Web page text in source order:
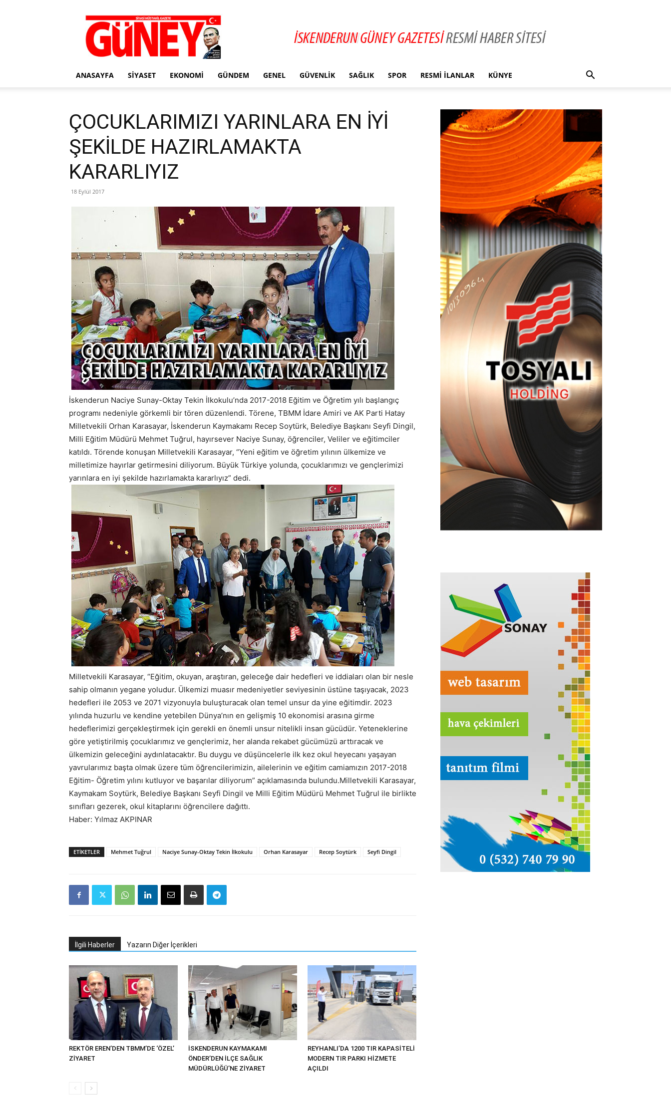
Gazete
Güney
ANASAYFA SIYASET EKONOMI GÜNDEM GENEL GÜVENLIK SAĞLIK SPOR RESMI İLANLAR KÜNYE
ÇOCUKLARIMIZI YARINLARA EN İYİ
ŞEKİLDE HAZIRLAMAKTA
KARARLIYIZ
18 Eylül 2017
İskenderun Naciye Sunay-Oktay Tekin İlkokulu’nda 2017-2018 Eğitim ve Öğretim yılı başlangıç
programı nedeniyle görkemli bir tören düzenlendi. Törene, TBMM İdare Amiri ve AK Parti Hatay
Milletvekili Orhan Karasayar, İskenderun Kaymakamı Recep Soytürk, Belediye Başkanı Seyfi Dingil,
Milli Eğitim Müdürü Mehmet Tuğrul, hayırsever Naciye Sunay, öğrenciler, Veliler ve eğitimciler
katıldı. Törende konuşan Milletvekili Karasayar, “Yeni eğitim ve öğretim yılının ülkemize ve
milletimize hayırlar getirmesini diliyorum. Büyük Türkiye yolunda, çocuklarımızı ve gençlerimizi
yarınlara en iyi şekilde hazırlamakta kararlıyız” dedi.
Milletvekili Karasayar, “Eğitim, okuyan, araştıran, geleceğe dair hedefleri ve iddiaları olan bir nesle
sahip olmanın yegane yoludur. Ülkemizi muasır medeniyetler seviyesinin üstüne taşıyacak, 2023
hedefleri ile 2053 ve 2071 vizyonuyla buluşturacak olan temel unsur da yine eğitimdir. 2023
yılında huzurlu ve kendine yetebilen Dünya’nın en gelişmiş 10 ekonomisi arasına girme
hedeflerimizi gerçekleştirmek için gerekli en önemli unsur nitelikli insan gücüdür. Yeteneklerine
göre yetiştirilmiş çocuklarımız ve gençlerimiz, her alanda rekabet gücümüzü arttıracak ve
ülkemizin geleceğini aydınlatacaktır. Bu duygu ve düşüncelerle ilk kez okul heyecanı yaşayan
yavrularımız başta olmak üzere tüm öğrencilerimizin, ailelerinin ve eğitim camiamızın 2017-2018
Eğitim- Öğretim yılını kutluyor ve başarılar diliyorum” açıklamasında bulundu.Milletvekili Karasayar,
Kaymakam Soytürk, Belediye Başkanı Seyfi Dingil ve Milli Eğitim Müdürü Mehmet Tuğrul ile birlikte
sınıfları gezerek, okul kitaplarını öğrencilere dağıttı.
Haber: Yılmaz AKPINAR
ETIKETLER Mehmet Tuğrul Naciye Sunay-Oktay Tekin İlkokulu Orhan Karasayar Recep Soytürk Seyfi Dingil
İlgili Haberler Yazarın Diğer İçerikleri
REKTÖR EREN’DEN TBMM’DE ‘ÖZEL’
ZİYARET
İSKENDERUN KAYMAKAMI
ÖNDER’DEN İLÇE SAĞLIK
MÜDÜRLÜĞÜ’NE ZİYARET
REYHANLI’DA 1200 TIR KAPASİTELİ
MODERN TIR PARKI HİZMETE
AÇILDI